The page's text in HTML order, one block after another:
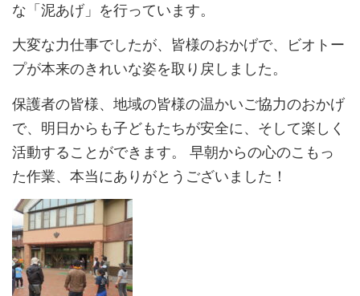
な「泥あげ」を行っています。
大変な力仕事でしたが、皆様のおかげで、ビオトー
プが本来のきれいな姿を取り戻しました。
保護者の皆様、地域の皆様の温かいご協力のおかげ
で、明日からも子どもたちが安全に、そして楽しく
活動することができます。 早朝からの心のこもっ
た作業、本当にありがとうございました！